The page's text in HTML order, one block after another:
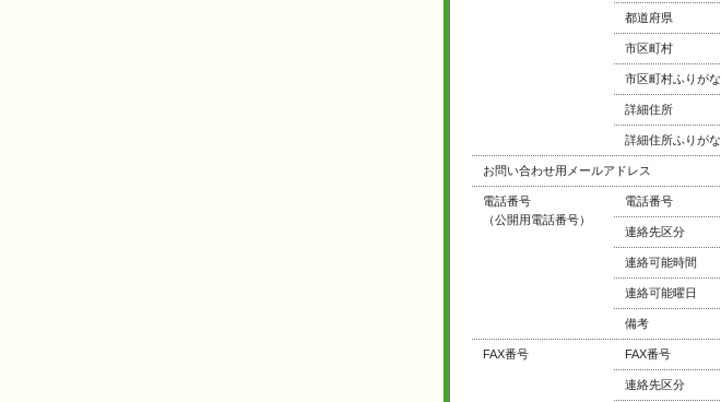
都道府県
市区町村
市区町村ふりがな
詳細住所
詳細住所ふりがな
お問い合わせ用メールアドレス
電話番号
（公開用電話番号）
電話番号
連絡先区分
連絡可能時間
連絡可能曜日
備考
FAX番号 FAX番号
連絡先区分